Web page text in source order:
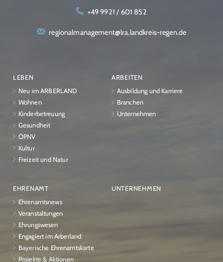
+49 9921 / 601 852
regionalmanagement@lra.landkreis-regen.de
LEBEN
Neu im ARBERLAND
Wohnen
Kinderbetreuung
Gesundheit
ÖPNV
Kultur
Freizeit und Natur
ARBEITEN
Ausbildung und Karriere
Branchen
Unternehmen
EHRENAMT
Ehrenamtsnews
Veranstaltungen
Ehrungswesen
Engagiert im Arberland
Bayerische Ehrenamtskarte
Projekte & Aktionen
UNTERNEHMEN